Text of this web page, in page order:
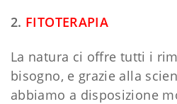
2. FITOTERAPIA
La natura ci offre tutti i
bisogno, e grazie alla
abbiamo a disposizione